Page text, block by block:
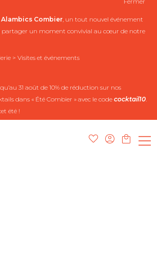
Alambics Combier, un tout nouvel événement
partager un moment convivial au cœur de notre
> Visites et événements
31 août de 10% de réduction sur nos
dans « Été Combier » avec le code cocktail10.
été !